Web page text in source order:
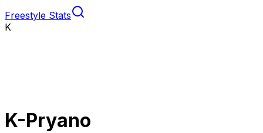
Freestyle Stats
K
K-Pryano